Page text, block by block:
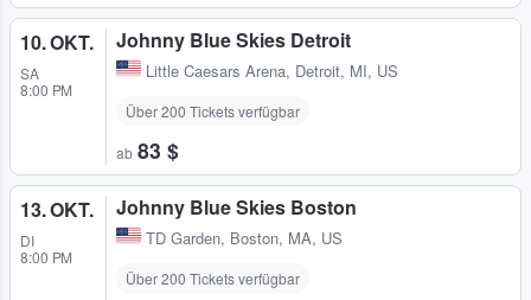
10. OKT.
SA
8:00 PM
Johnny Blue Skies Detroit
Little Caesars Arena, Detroit, MI, US
Über 200 Tickets verfügbar
ab 83 $
13. OKT.
DI
8:00 PM
Johnny Blue Skies Boston
TD Garden, Boston, MA, US
Über 200 Tickets verfügbar